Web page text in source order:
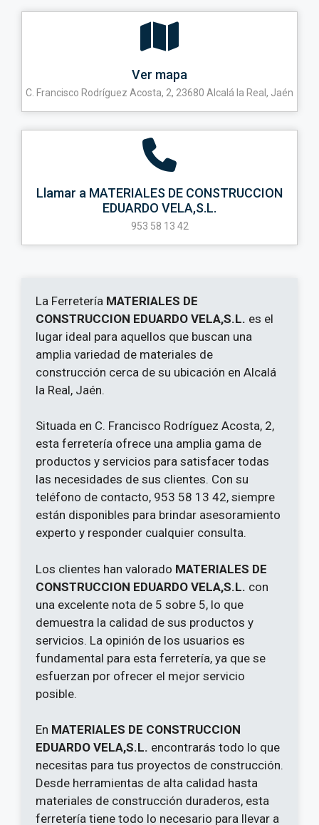
Ver mapa
C. Francisco Rodríguez Acosta, 2, 23680 Alcalá la Real, Jaén
Llamar a MATERIALES DE CONSTRUCCION
EDUARDO VELA,S.L.
953 58 13 42
La Ferretería MATERIALES DE
CONSTRUCCION EDUARDO VELA,S.L. es el
lugar ideal para aquellos que buscan una
amplia variedad de materiales de
construcción cerca de su ubicación en Alcalá
la Real, Jaén.
Situada en C. Francisco Rodríguez Acosta, 2,
esta ferretería ofrece una amplia gama de
productos y servicios para satisfacer todas
las necesidades de sus clientes. Con su
teléfono de contacto, 953 58 13 42, siempre
están disponibles para brindar asesoramiento
experto y responder cualquier consulta.
Los clientes han valorado MATERIALES DE
CONSTRUCCION EDUARDO VELA,S.L. con
una excelente nota de 5 sobre 5, lo que
demuestra la calidad de sus productos y
servicios. La opinión de los usuarios es
fundamental para esta ferretería, ya que se
esfuerzan por ofrecer el mejor servicio
posible.
En MATERIALES DE CONSTRUCCION
EDUARDO VELA,S.L. encontrarás todo lo que
necesitas para tus proyectos de construcción.
Desde herramientas de alta calidad hasta
materiales de construcción duraderos, esta
ferretería tiene todo lo necesario para llevar a